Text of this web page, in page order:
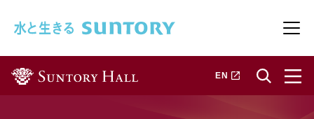
メ
EN 新しいタブで開きます